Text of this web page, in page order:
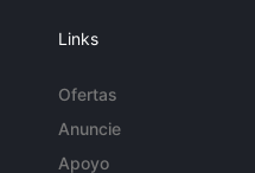
Links
Ofertas
Anuncie
Apoyo